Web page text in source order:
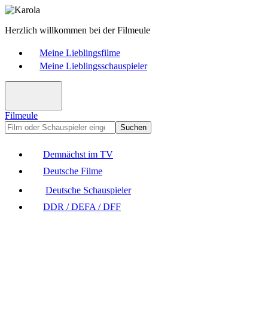
Herzlich willkommen bei der Filmeule
Meine Lieblingsfilme
Meine Lieblingsschauspieler
Filmeule
Suchen
Demnächst im TV
Deutsche Filme
Deutsche Schauspieler
DDR / DEFA / DFF